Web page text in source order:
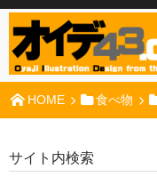
HOME 食べ物
サイト内検索